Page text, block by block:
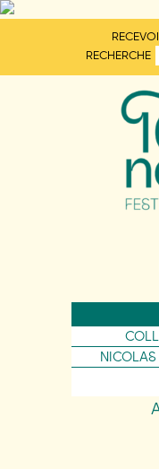
RECHERCHE
NICOLAS